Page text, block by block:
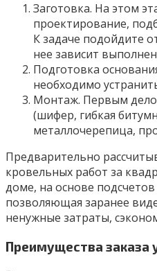
Заготовка. На этом
проектирование,
К задаче подойдите
нее зависит
Подготовка
необходимо
Монтаж. Первым
(шифер, гибкая
металлочерепица,
Предварительно
кровельных работ за
доме, на основе подсчетов
позволяющая заранее
ненужные затраты,
Преимущества заказа